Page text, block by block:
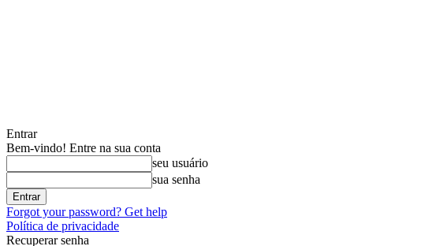
Entrar
Bem-vindo! Entre na sua conta
seu usuário
sua senha
Forgot your password? Get help
Política de privacidade
Recuperar senha